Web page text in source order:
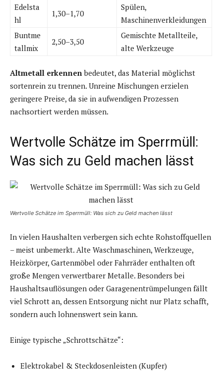
Edelsta
hl
1,30–1,70
Spülen,
Maschinenverkleidungen
Buntme
tallmix
2,50–3,50
Gemischte Metallteile,
alte Werkzeuge
Altmetall erkennenbedeutet, das Material möglichst
sortenrein zu trennen. Unreine Mischungen erzielen
geringere Preise, da sie in aufwendigen Prozessen
nachsortiert werden müssen.
Wertvolle Schätze im Sperrmüll:
Was sich zu Geld machen lässt
Wertvolle Schätze im Sperrmüll: Was sich zu Geld machen lässt
In vielen Haushalten verbergen sich echte Rohstoffquellen
– meist unbemerkt. Alte Waschmaschinen, Werkzeuge,
Heizkörper, Gartenmöbel oder Fahrräder enthalten oft
große Mengen verwertbarer Metalle. Besonders bei
Haushaltsauflösungen oder Garagenentrümpelungen fällt
viel Schrott an, dessen Entsorgung nicht nur Platz schafft,
sondern auch lohnenswert sein kann.
Einige typische „Schrottschätze“:
Elektrokabel & Steckdosenleisten (Kupfer)